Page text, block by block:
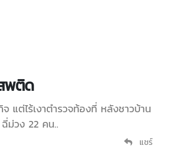
พติด
แต่ไร้เงาตำรวจท้องที่ หลังชาวบ้าน
ม่วง 22 คน..
แชร์